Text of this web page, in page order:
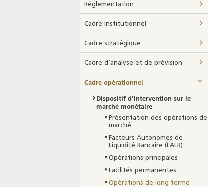
Réglementation
Cadre institutionnel
Cadre stratégique
Cadre d’analyse et de prévision
Cadre opérationnel
Dispositif d’intervention sur le
marché monétaire
Présentation des opérations de
marché
Facteurs Autonomes de
Liquidité Bancaire (FALB)
Opérations principales
Facilités permanentes
Opérations de long terme